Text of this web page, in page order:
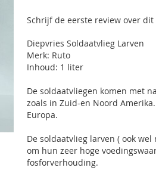
Schrijf de eerste review over
Diepvries Soldaatvlieg Larven
Merk: Ruto
Inhoud: 1 liter
De soldaatvliegen komen met
zoals in Zuid-en Noord
Europa.
De soldaatvlieg larven ( ook
om hun zeer hoge
fosforverhouding.